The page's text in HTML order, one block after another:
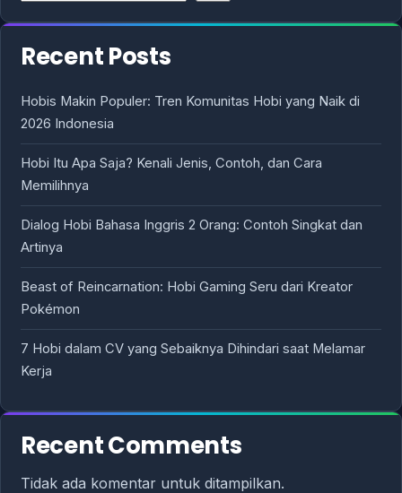
Recent Posts
Hobis Makin Populer: Tren Komunitas Hobi yang Naik di
2026 Indonesia
Hobi Itu Apa Saja? Kenali Jenis, Contoh, dan Cara
Memilihnya
Dialog Hobi Bahasa Inggris 2 Orang: Contoh Singkat dan
Artinya
Beast of Reincarnation: Hobi Gaming Seru dari Kreator
Pokémon
7 Hobi dalam CV yang Sebaiknya Dihindari saat Melamar
Kerja
Recent Comments
Tidak ada komentar untuk ditampilkan.